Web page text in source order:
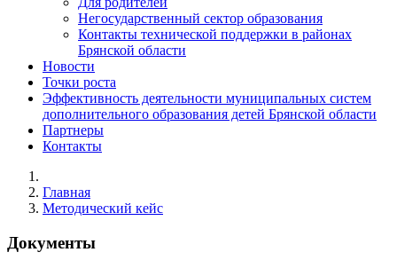
Негосударственный сектор образования
Контакты технической поддержки в районах
Брянской области
Новости
Точки роста
Эффективность деятельности муниципальных систем
дополнительного образования детей Брянской области
Партнеры
Контакты
Главная
Методический кейс
Документы